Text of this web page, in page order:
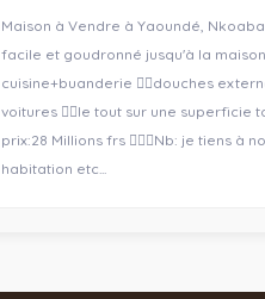
Maison à Vendre à Yaoundé,
facile et goudronné jusqu'à la maison
cuisine+buanderie 👉🏽douches
voitures 👉🏽le tout sur une
prix:28 Millions frs 👌🏼🚨Nb: je tiens
habitation etc...